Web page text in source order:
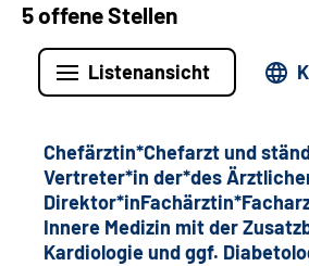
5 offene Stellen
Listenansicht
Chefärztin*Chefarzt und
Vertreter*in der*des
Innere Medizin mit der
Kardiologie und ggf.